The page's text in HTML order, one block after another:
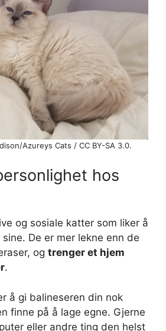
Azureys Cats / CC BY-SA 3.0.
hos
og sosiale katter som liker å
De er mer lekne enn de
og trenger et hjem
.
å gi balineseren din nok
finne på å lage egne. Gjerne
eller andre ting den helst